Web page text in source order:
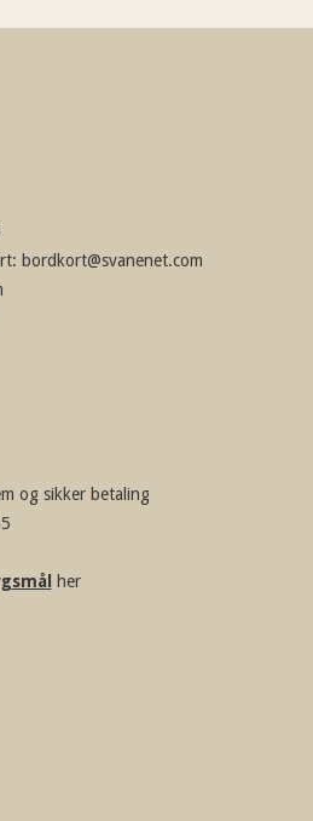
: bordkort@svanenet.com
og sikker betaling
her